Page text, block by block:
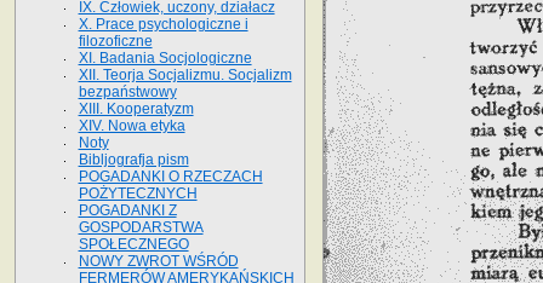
IX. Człowiek, uczony, działacz
X. Prace psychologiczne i
filozoficzne
XI. Badania Socjologiczne
XII. Teorja Socjalizmu. Socjalizm
bezpaństwowy
XIII. Kooperatyzm
XIV. Nowa etyka
Noty
Bibljografja pism
POGADANKI O RZECZACH
POŻYTECZNYCH
POGADANKI Z
GOSPODARSTWA
SPOŁECZNEGO
NOWY ZWROT WŚRÓD
FERMERÓW AMERYKAŃSKICH